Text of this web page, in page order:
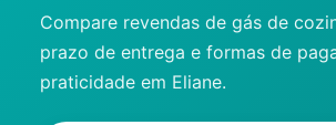
Contatos
Compare revendas de gás de
prazo de entrega e formas de
praticidade em Eliane.